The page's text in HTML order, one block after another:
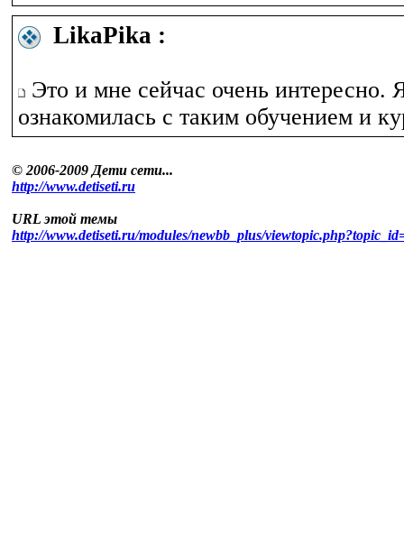
LikaPika :
Это и мне сейчас очень интересно.
ознакомилась с таким обучением и
© 2006-2009 Дети сети...
http://www.detiseti.ru
URL этой темы
http://www.detiseti.ru/modules/newbb_plus/